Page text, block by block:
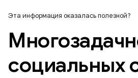
Эта информация оказалась полезной?
социальных